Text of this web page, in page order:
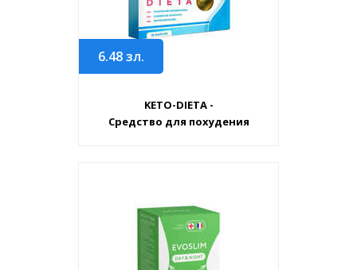
6.48зл.
KETO-DIETA -
Средство для похудения